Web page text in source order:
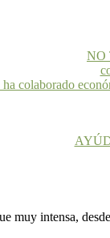
NO
colaborado
muy intensa,